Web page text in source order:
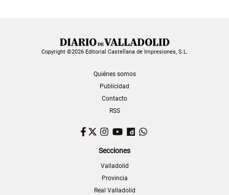
Copyright ©2026 Editorial Castellana de Impresiones, S.L.
Quiénes somos
Publicidad
Contacto
RSS
Facebook
TwitterInstagram
YouTubeDailymotion
Secciones
Valladolid
Provincia
Real Valladolid